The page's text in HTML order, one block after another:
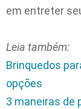
em entreter
Leia também:
Brinquedos
opções
3 maneiras de